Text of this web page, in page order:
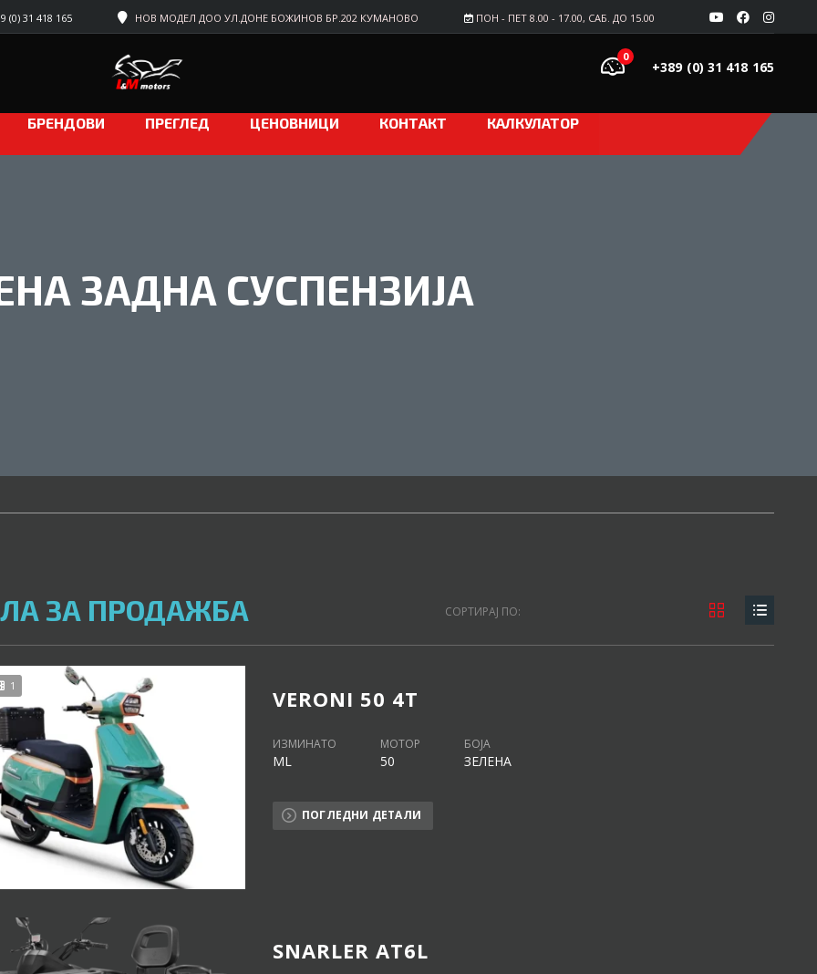
ПОН - ПЕТ 8.00 - 17.00, САБ. ДО 15.00
НОВ МОДЕЛ ДОО УЛ.ДОНЕ БОЖИНОВ БР.202 КУМАНОВО
(0) 31 418 165
+389 (0) 31 418 165
0
БРЕНДОВИ ПРЕГЛЕД ЦЕНОВНИЦИ КОНТАКТ КАЛКУЛАТОР
ЗАДНА СУСПЕНЗИЈА
ЗА ПРОДАЖБА СОРТИРАЈ ПО:
1 VERONI 50 4T
ИЗМИНАТО
ML
МОТОР
50
БОЈА
ЗЕЛЕНА
ПОГЛЕДНИ ДЕТАЛИ
SNARLER AT6L